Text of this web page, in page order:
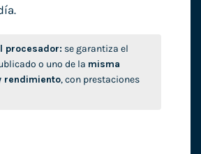
procesador: se garantiza el
o uno de la misma
rendimiento, con prestaciones